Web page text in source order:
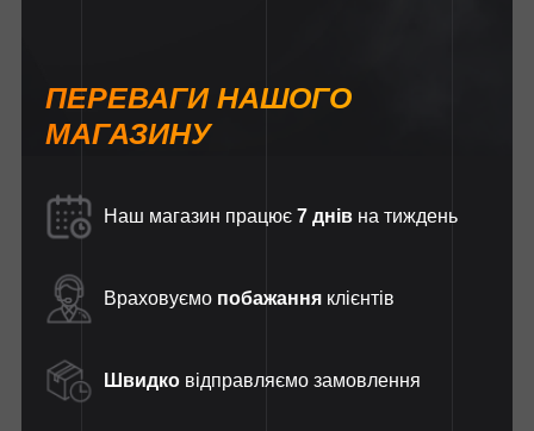
ПЕРЕВАГИ НАШОГО
МАГАЗИНУ
Наш магазин працює 7 днів на тиждень
Враховуємо побажання клієнтів
Швидко відправляємо замовлення